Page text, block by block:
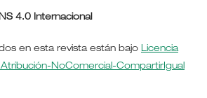
4.0 Internacional
en esta revista están bajo Licencia
NoComercial-CompartirIgual